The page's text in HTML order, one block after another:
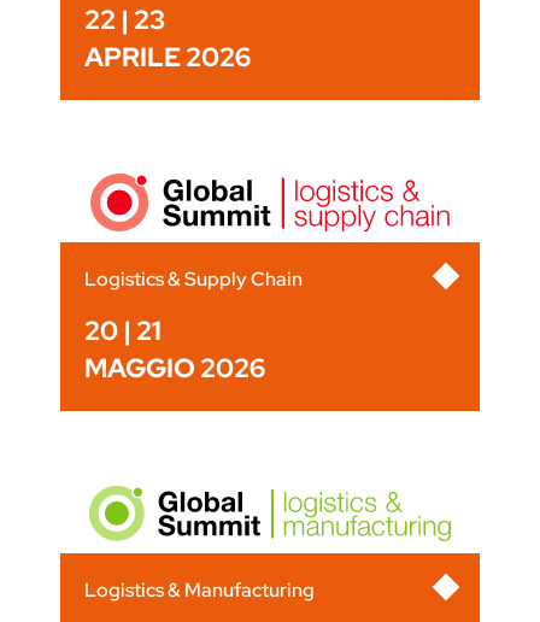
22 | 23
APRILE 2026
Logistics & Supply Chain
20 | 21
MAGGIO 2026
Logistics & Manufacturing